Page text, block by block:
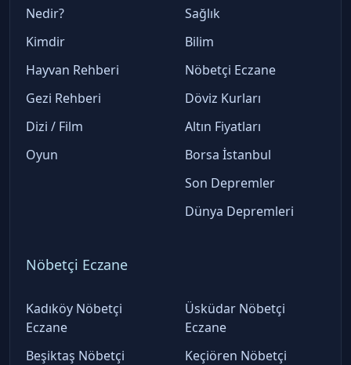
Nedir?
Kimdir
Hayvan Rehberi
Gezi Rehberi
Dizi / Film
Oyun
Sağlık
Bilim
Nöbetçi Eczane
Döviz Kurları
Altın Fiyatları
Borsa İstanbul
Son Depremler
Dünya Depremleri
Nöbetçi Eczane
Kadıköy Nöbetçi
Eczane
Beşiktaş Nöbetçi
Üsküdar Nöbetçi
Eczane
Keçiören Nöbetçi